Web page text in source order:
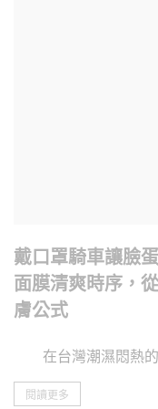
戴口罩騎車讓臉
面膜清爽時序，
膚公式
在台灣潮濕悶熱的
閱讀更多